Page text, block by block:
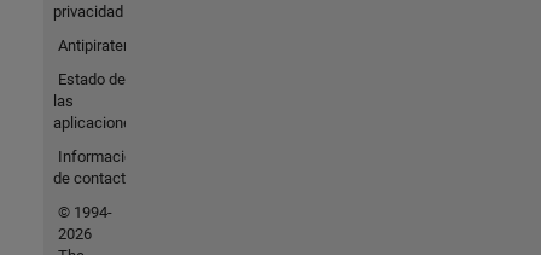
privacidad
Antipiratería
Estado de
las
aplicaciones
Información
de contacto
© 1994-
2026